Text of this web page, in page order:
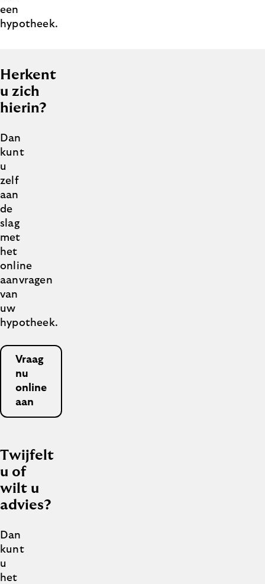
een
hypotheek.
Herkent
u zich
hierin?
Dan
kunt
u
zelf
aan
de
slag
met
het
online
aanvragen
van
uw
hypotheek.
Vraag
nu
online
aan
Twijfelt
u of
wilt u
advies?
Dan
kunt
u
het